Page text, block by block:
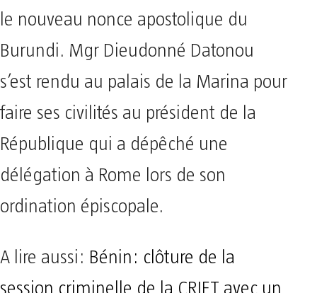
le nouveau nonce apostolique du
Burundi. Mgr Dieudonné Datonou
s’est rendu au palais de la Marina pour
faire ses civilités au président de la
République qui a dépêché une
délégation à Rome lors de son
ordination épiscopale.
A lire aussi: Bénin: clôture de la